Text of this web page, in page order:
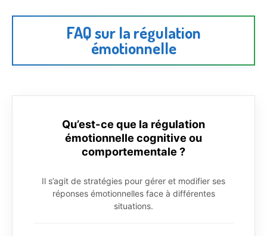
FAQ sur la régulation
émotionnelle
Qu’est-ce que la régulation
émotionnelle cognitive ou
comportementale ?
Il s’agit de stratégies pour gérer et modifier ses
réponses émotionnelles face à différentes
situations.